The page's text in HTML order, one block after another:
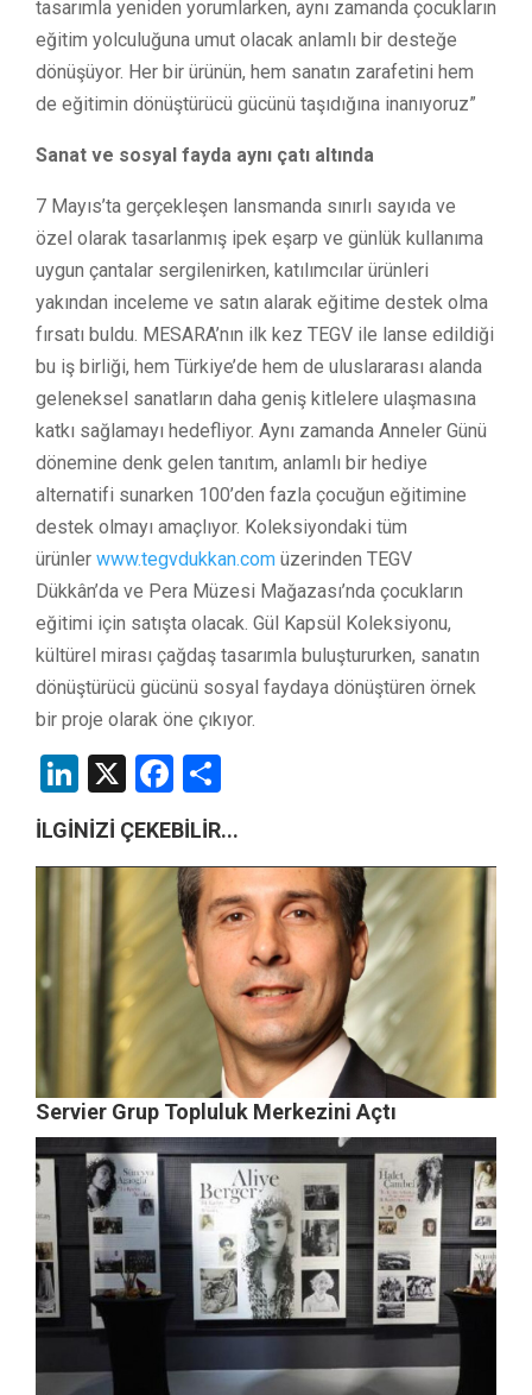
tasarımla yeniden yorumlarken, aynı zamanda çocukların
eğitim yolculuğuna umut olacak anlamlı bir desteğe
dönüşüyor. Her bir ürünün, hem sanatın zarafetini hem
de eğitimin dönüştürücü gücünü taşıdığına inanıyoruz”
Sanat ve sosyal fayda aynı çatı altında
7 Mayıs’ta gerçekleşen lansmanda sınırlı sayıda ve
özel olarak tasarlanmış ipek eşarp ve günlük kullanıma
uygun çantalar sergilenirken, katılımcılar ürünleri
yakından inceleme ve satın alarak eğitime destek olma
fırsatı buldu. MESARA’nın ilk kez TEGV ile lanse edildiği
bu iş birliği, hem Türkiye’de hem de uluslararası alanda
geleneksel sanatların daha geniş kitlelere ulaşmasına
katkı sağlamayı hedefliyor. Aynı zamanda Anneler Günü
dönemine denk gelen tanıtım, anlamlı bir hediye
alternatifi sunarken 100’den fazla çocuğun eğitimine
destek olmayı amaçlıyor. Koleksiyondaki tüm
ürünler www.tegvdukkan.com üzerinden TEGV
Dükkân’da ve Pera Müzesi Mağazası’nda çocukların
eğitimi için satışta olacak. Gül Kapsül Koleksiyonu,
kültürel mirası çağdaş tasarımla buluştururken, sanatın
dönüştürücü gücünü sosyal faydaya dönüştüren örnek
bir proje olarak öne çıkıyor.
LinkedIn
X Facebook
İLGİNİZİ ÇEKEBİLİR...
Servier Grup Topluluk Merkezini Açtı